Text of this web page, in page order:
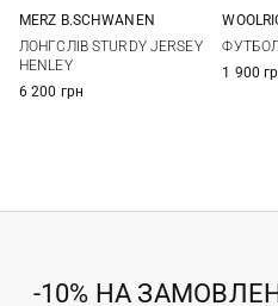
MERZ B.SCHWANEN
ЛОНГСЛІВ STURDY JERSEY
HENLEY
6 200 грн
1 900
-10% НА